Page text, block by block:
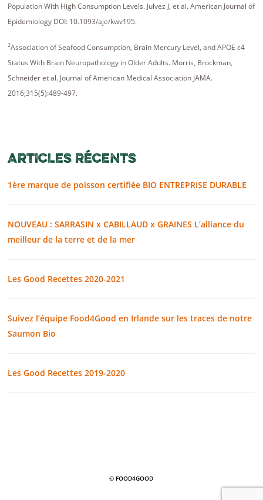
Population With High Consumption Levels. Julvez J, et al. American Journal of
Epidemiology DOI: 10.1093/aje/kwv195.
2Association of Seafood Consumption, Brain Mercury Level, and APOE ε4
Status With Brain Neuropathology in Older Adults. Morris, Brockman,
Schneider et al. Journal of American Medical Association JAMA.
2016;315(5):489-497.
ARTICLES RÉCENTS
1ère marque de poisson certifiée BIO ENTREPRISE DURABLE
NOUVEAU : SARRASIN x CABILLAUD x GRAINES L’alliance du
meilleur de la terre et de la mer
Les Good Recettes 2020-2021
Suivez l’équipe Food4Good en Irlande sur les traces de notre
Saumon Bio
Les Good Recettes 2019-2020
© FOOD4GOOD